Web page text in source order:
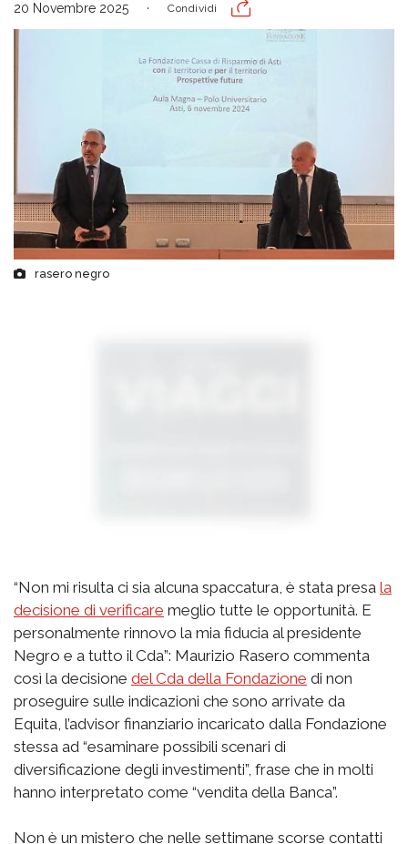
20 Novembre 2025 Condividi
rasero negro
“Non mi risulta ci sia alcuna spaccatura, è stata presa la
decisione di verificare meglio tutte le opportunità. E
personalmente rinnovo la mia fiducia al presidente
Negro e a tutto il Cda”: Maurizio Rasero commenta
così la decisione del Cda della Fondazione di non
proseguire sulle indicazioni che sono arrivate da
Equita, l’advisor finanziario incaricato dalla Fondazione
stessa ad “esaminare possibili scenari di
diversificazione degli investimenti”, frase che in molti
hanno interpretato come “vendita della Banca”.
Non è un mistero che nelle settimane scorse contatti